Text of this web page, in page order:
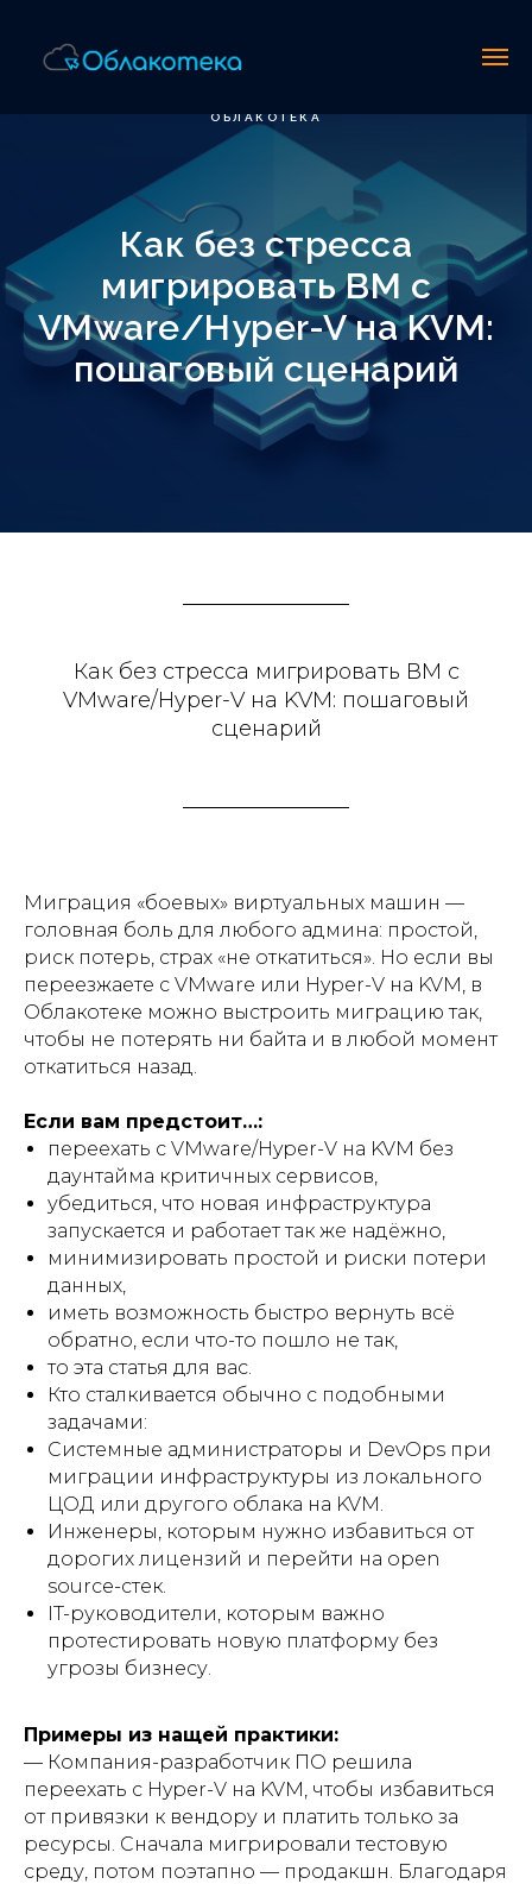
ОБЛАКОТЕКА
Как без стресса
мигрировать ВМ с
VMware/Hyper-V на KVM:
пошаговый сценарий
Как без стресса мигрировать ВМ с
VMware/Hyper-V на KVM: пошаговый
сценарий
Миграция «боевых» виртуальных машин —
головная боль для любого админа: простой,
риск потерь, страх «не откатиться». Но если вы
переезжаете с VMware или Hyper-V на KVM, в
Облакотеке можно выстроить миграцию так,
чтобы не потерять ни байта и в любой момент
откатиться назад.
Если вам предстоит…:
переехать с VMware/Hyper-V на KVM без
даунтайма критичных сервисов,
убедиться, что новая инфраструктура
запускается и работает так же надёжно,
минимизировать простой и риски потери
данных,
иметь возможность быстро вернуть всё
обратно, если что-то пошло не так,
то эта статья для вас.
Кто сталкивается обычно с подобными
задачами:
Системные администраторы и DevOps при
миграции инфраструктуры из локального
ЦОД или другого облака на KVM.
Инженеры, которым нужно избавиться от
дорогих лицензий и перейти на open
source-стек.
IT-руководители, которым важно
протестировать новую платформу без
угрозы бизнесу.
Примеры из нащей практики:
— Компания-разработчик ПО решила
переехать с Hyper-V на KVM, чтобы избавиться
от привязки к вендору и платить только за
ресурсы. Сначала мигрировали тестовую
среду, потом поэтапно — продакшн. Благодаря